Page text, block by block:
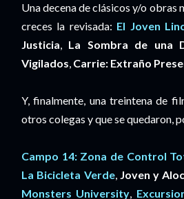
Una decena de clásicos y/o obras
creces la revisada: El Joven
Justicia, La Sombra de una
Vigilados, Carrie: Extraño
Y, finalmente, una treintena de
otros colegas y que se quedaron,
Campo 14: Zona de Control
La Bicicleta Verde, Joven y
Monsters University,